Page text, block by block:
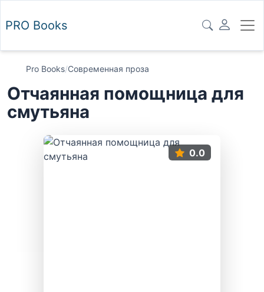
PRO Books
Pro Books/Современная проза
Отчаянная помощница для
смутьяна
0.0